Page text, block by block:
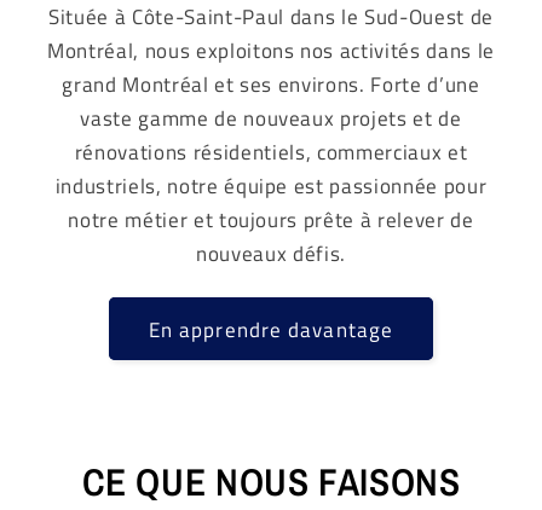
Située à Côte-Saint-Paul dans le Sud-Ouest de
Montréal, nous exploitons nos activités dans le
grand Montréal et ses environs. Forte d’une
vaste gamme de nouveaux projets et de
rénovations résidentiels, commerciaux et
industriels, notre équipe est passionnée pour
notre métier et toujours prête à relever de
nouveaux défis.
En apprendre davantage
CE QUE NOUS FAISONS